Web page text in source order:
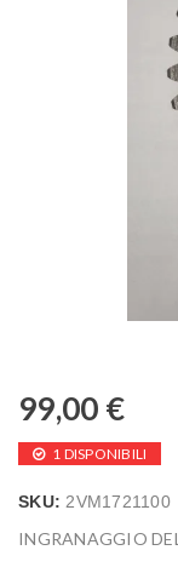
99,00 €
1 DISPONIBILI
SKU:2VM1721100
INGRANAGGIO